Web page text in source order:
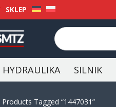
SKLEP
HYDRAULIKA SILNIK
Products Tagged “1447031”